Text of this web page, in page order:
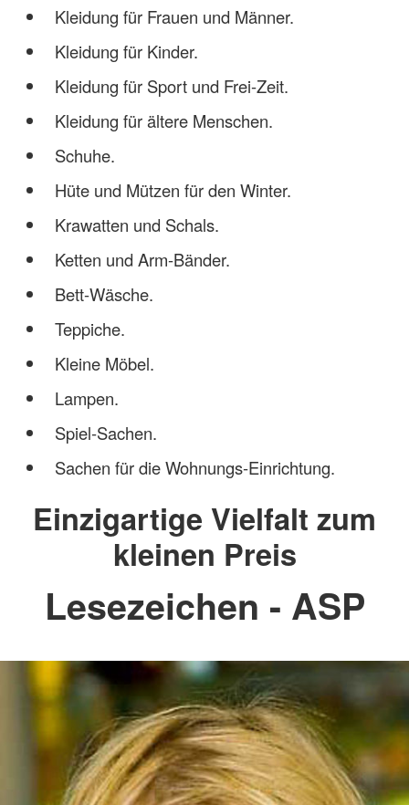
Kleidung für Frauen und Männer.
Kleidung für Kinder.
Kleidung für Sport und Frei-Zeit.
Kleidung für ältere Menschen.
Schuhe.
Hüte und Mützen für den Winter.
Krawatten und Schals.
Ketten und Arm-Bänder.
Bett-Wäsche.
Teppiche.
Kleine Möbel.
Lampen.
Spiel-Sachen.
Sachen für die Wohnungs-Einrichtung.
Einzigartige Vielfalt zum
kleinen Preis
Lesezeichen - ASP